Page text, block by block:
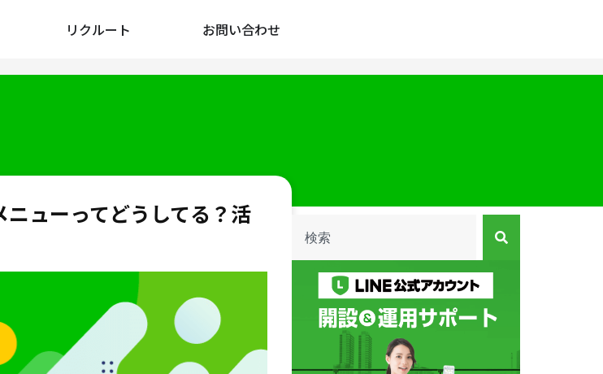
リクルート お問い合わせ
ューってどうしてる？活